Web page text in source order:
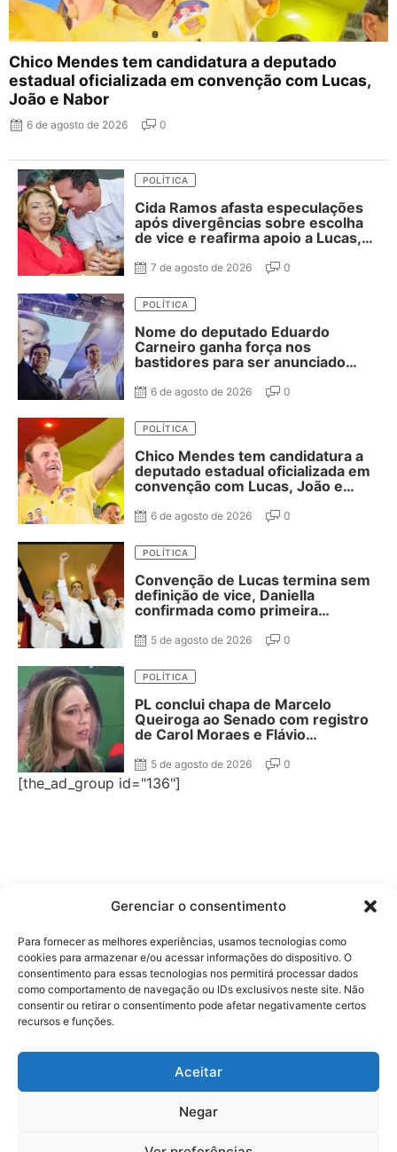
Gerenciar o consentimento
Para fornecer as melhores experiências, usamos tecnologias como
cookies para armazenar e/ou acessar informações do dispositivo. O
consentimento para essas tecnologias nos permitirá processar dados
como comportamento de navegação ou IDs exclusivos neste site. Não
consentir ou retirar o consentimento pode afetar negativamente certos
recursos e funções.
Aceitar
Negar
Chico Mendes tem candidatura a deputado
estadual oficializada em convenção com Lucas,
João e Nabor
6 de agosto de 2026 0
POLÍTICA
Cida Ramos afasta especulações
após divergências sobre escolha
de vice e reafirma apoio a Lucas,
Diretório do PT
7 de agosto de 2026 0
POLÍTICA
Nome do deputado Eduardo
Carneiro ganha força nos
bastidores para ser anunciado
6 de agosto de 2026 0
POLÍTICA
Chico Mendes tem candidatura a
deputado estadual oficializada em
convenção com Lucas, João e
6 de agosto de 2026 0
POLÍTICA
Convenção de Lucas termina sem
definição de vice, Daniella
confirmada como primeira
Adriano Galdino
5 de agosto de 2026 0
POLÍTICA
PL conclui chapa de Marcelo
Queiroga ao Senado com registro
de Carol Moraes e Flávio
5 de agosto de 2026 0
[the_ad_group id="136"]